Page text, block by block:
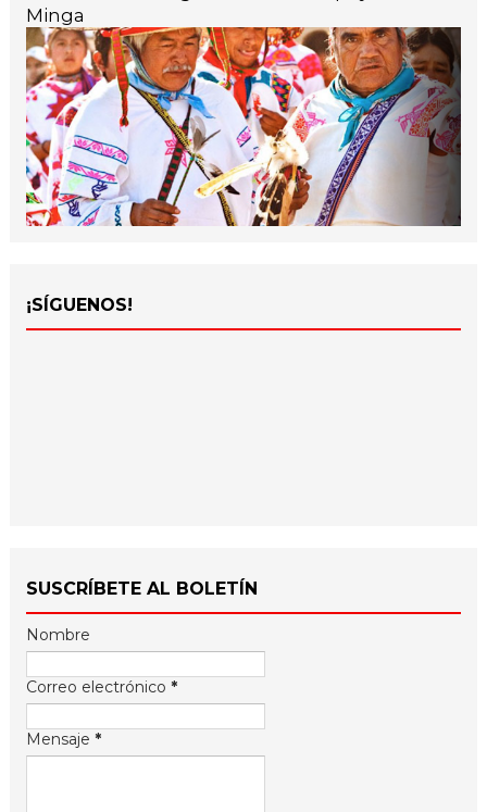
Minga
¡SÍGUENOS!
SUSCRÍBETE AL BOLETÍN
Nombre
Correo electrónico *
Mensaje *